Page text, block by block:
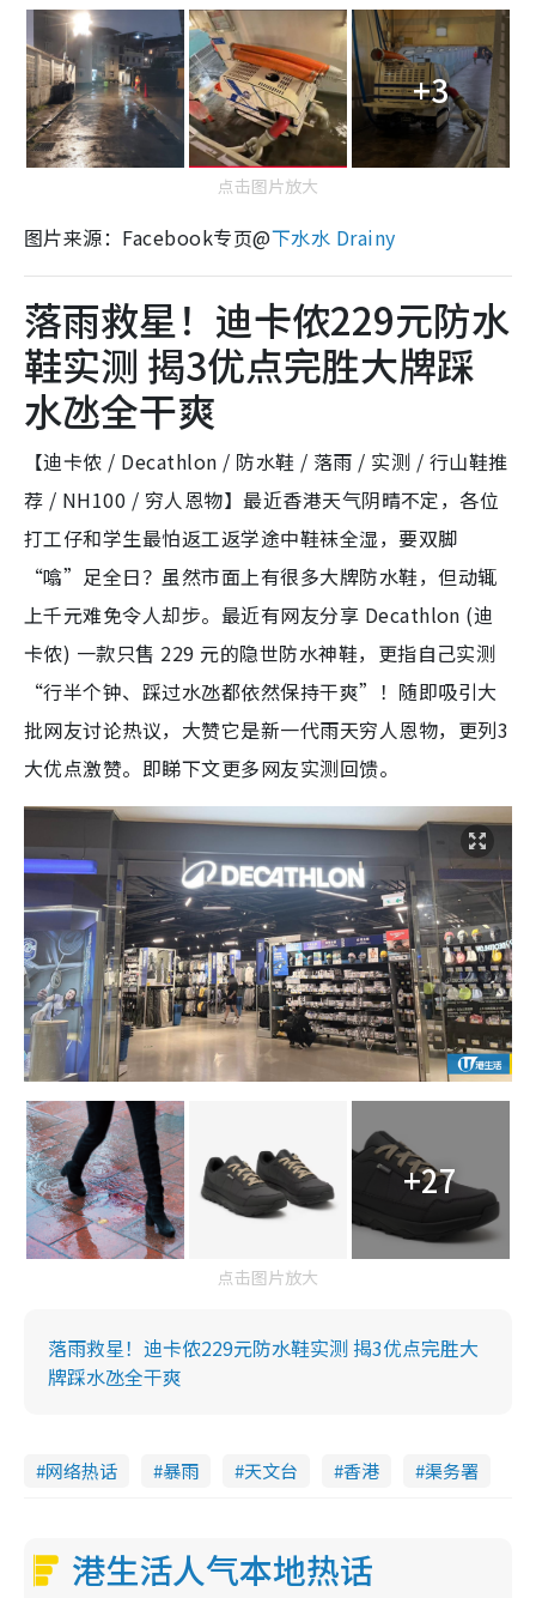
+3
点击图片放大
图片来源：Facebook专页@下水水 Drainy
落雨救星！迪卡侬229元防水
鞋实测 揭3优点完胜大牌踩
水氹全干爽
【迪卡侬 / Decathlon / 防水鞋 / 落雨 / 实测 / 行山鞋推
荐 / NH100 / 穷人恩物】最近香港天气阴晴不定，各位
打工仔和学生最怕返工返学途中鞋袜全湿，要双脚
“噏”足全日？虽然市面上有很多大牌防水鞋，但动辄
上千元难免令人却步。最近有网友分享 Decathlon (迪
卡侬) 一款只售 229 元的隐世防水神鞋，更指自己实测
“行半个钟、踩过水氹都依然保持干爽”！随即吸引大
批网友讨论热议，大赞它是新一代雨天穷人恩物，更列3
大优点激赞。即睇下文更多网友实测回馈。
+27
点击图片放大
落雨救星！迪卡侬229元防水鞋实测 揭3优点完胜大
牌踩水氹全干爽
网络热话 暴雨 天文台 香港 渠务署
港生活人气本地热话